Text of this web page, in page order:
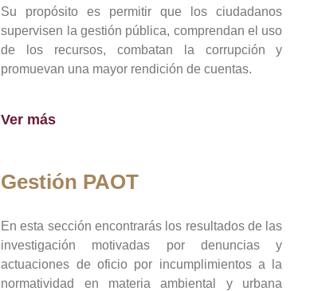
Su propósito es permitir que los ciudadanos
supervisen la gestión pública, comprendan el uso
de los recursos, combatan la corrupción y
promuevan una mayor rendición de cuentas.
Ver más
Gestión PAOT
En esta sección encontrarás los resultados de las
investigación motivadas por denuncias y
actuaciones de oficio por incumplimientos a la
normatividad en materia ambiental y urbana